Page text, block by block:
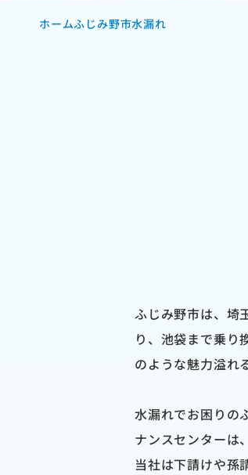
ホームふじみ野市水漏れ
ふじみ野市は、埼
り、池袋まで乗り
のような魅力溢れ
水漏れでお困りの
ナンスセンターは
当社は下請けや孫